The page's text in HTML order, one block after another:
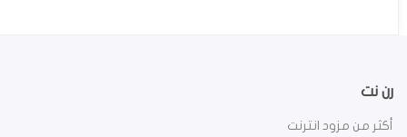
رن نت
أكثر من مزود انترنت